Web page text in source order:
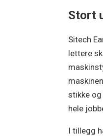
Stort
Sitech
lettere
stikke
hele
I tillegg